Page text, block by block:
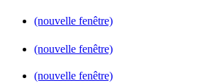
(nouvelle fenêtre)
(nouvelle fenêtre)
(nouvelle fenêtre)